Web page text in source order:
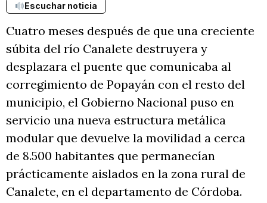
Escuchar noticia
Cuatro meses después de que una creciente
súbita del río Canalete destruyera y
desplazara el puente que comunicaba al
corregimiento de Popayán con el resto del
municipio, el Gobierno Nacional puso en
servicio una nueva estructura metálica
modular que devuelve la movilidad a cerca
de 8.500 habitantes que permanecían
prácticamente aislados en la zona rural de
Canalete, en el departamento de Córdoba.